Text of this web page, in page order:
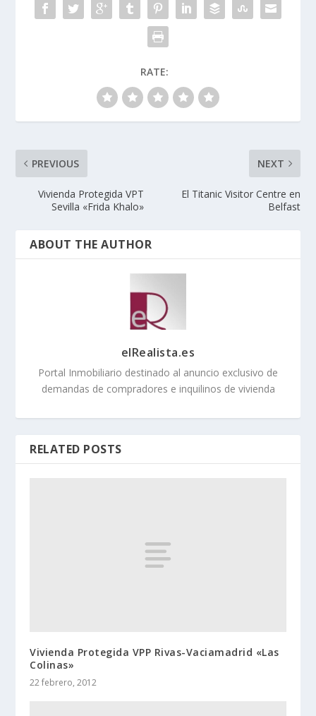
RATE:
PREVIOUS
Vivienda Protegida VPT
Sevilla «Frida Khalo»
NEXT
El Titanic Visitor Centre en
Belfast
ABOUT THE AUTHOR
elRealista.es
Portal Inmobiliario destinado al anuncio exclusivo de
demandas de compradores e inquilinos de vivienda
RELATED POSTS
Vivienda Protegida VPP Rivas-Vaciamadrid «Las
Colinas»
22 febrero, 2012